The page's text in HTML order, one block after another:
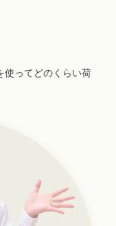
使ってどのくらい荷